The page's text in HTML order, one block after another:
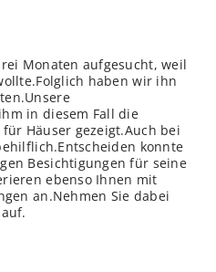
Monaten aufgesucht, weil
haben wir ihn
in diesem Fall die
Häuser gezeigt.Auch bei
konnte
Besichtigungen für seine
ebenso Ihnen mit
an.Nehmen Sie dabei